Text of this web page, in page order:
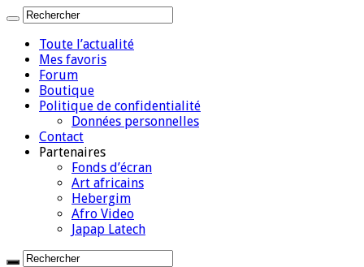
Toute l’actualité
Mes favoris
Forum
Boutique
Politique de confidentialité
Données personnelles
Contact
Partenaires
Fonds d’écran
Art africains
Hebergim
Afro Video
Japap Latech